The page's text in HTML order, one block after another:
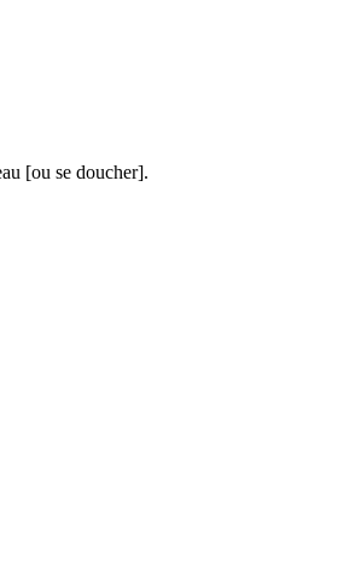
[ou se doucher].